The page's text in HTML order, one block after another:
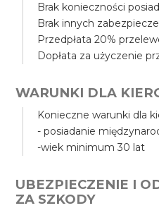
Brak konieczności
Brak innych
Przedpłata 20%
Dopłata za użyczenie
WARUNKI DLA
Konieczne warunki dla
- posiadanie
-wiek minimum 30 lat
UBEZPIECZENIE I
ZA SZKODY